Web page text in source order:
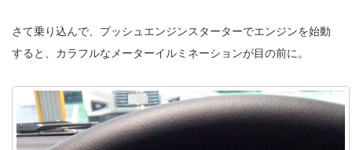
さて乗り込んで、プッシュエンジンスターターでエンジンを始動
すると、カラフルなメーターイルミネーションが目の前に。